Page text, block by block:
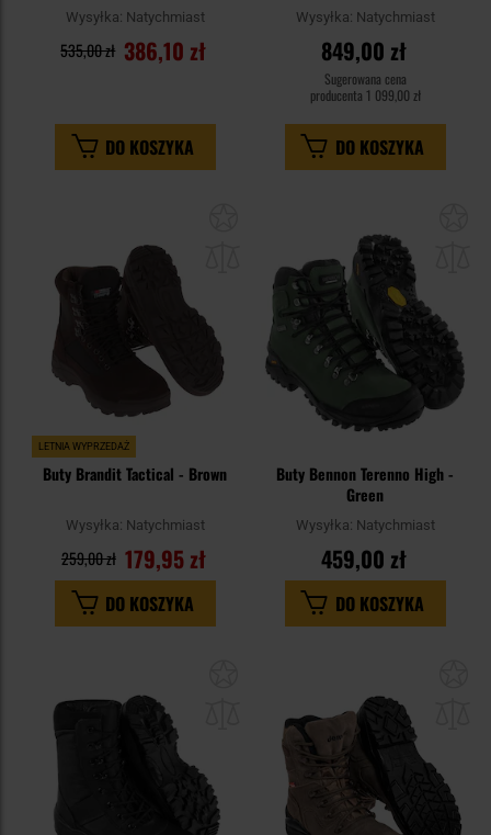
Wysyłka: Natychmiast
386,10 zł
535,00 zł
DO KOSZYKA
Wysyłka: Natychmiast
849,00 zł
Sugerowana cena
producenta 1 099,00 zł
DO KOSZYKA
schowka
LETNIA WYPRZEDAŻ
Buty Brandit Tactical - Brown
Wysyłka: Natychmiast
179,95 zł
259,00 zł
DO KOSZYKA
Buty Bennon Terenno High -
Green
Wysyłka: Natychmiast
459,00 zł
DO KOSZYKA
schowka